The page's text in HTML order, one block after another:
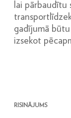
lai pārbaudītu
gadījumā
izsekot
RISINĀJUMS